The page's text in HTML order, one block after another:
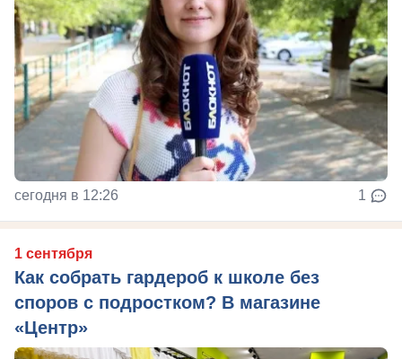
сегодня в 12:26 1
1 сентября
Как собрать гардероб к школе без
споров с подростком? В магазине
«Центр»